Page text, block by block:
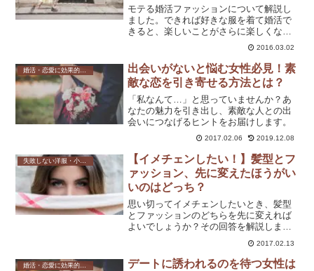
モテる婚活ファッションについて解説し
ました。できれば好きな服を着て婚活で
きると、楽しいことがさらに楽しくなり
2016.03.02
出会いがないと悩む女性必見！素
敵な恋を引き寄せる方法とは？
「私なんて…」と思っていませんか？あ
なたの魅力を引き出し、素敵な人との出
会いにつなげるヒントをお届けします。
2017.02.06 2019.12.08
【イメチェンしたい！】髪型とフ
ァッション、先に変えたほうがい
いのはどっち？
思い切ってイメチェンしたいとき、髪型
とファッションのどちらを先に変えれば
よいでしょうか？その回答を解説しまし
2017.02.13
婚活・恋愛に効果的なファッション
デートに誘われるのを待つ女性は